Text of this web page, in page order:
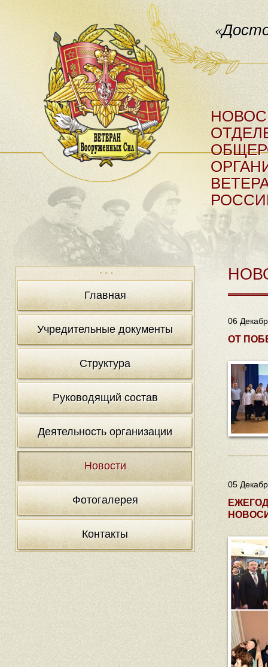
Главная
Учредительные документы
Структура
Руководящий состав
Деятельность организации
Новости
Фотогалерея
Контакты
06
ОТ
05